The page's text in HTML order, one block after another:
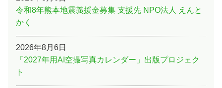
令和8年熊本地震義援金募集 支援先 NPO法人 えんと
かく
2026年8月6日
「2027年用AI空撮写真カレンダー」出版プロジェク
ト